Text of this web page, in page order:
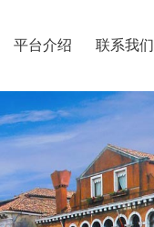
平台介绍 联系我们